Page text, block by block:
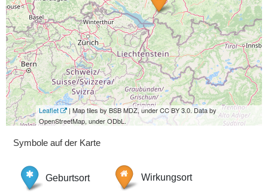
Leaflet
| Map tiles by BSB MDZ, under CC BY 3.0. Data by
OpenStreetMap, under ODbL.
Symbole auf der Karte
Geburtsort Wirkungsort